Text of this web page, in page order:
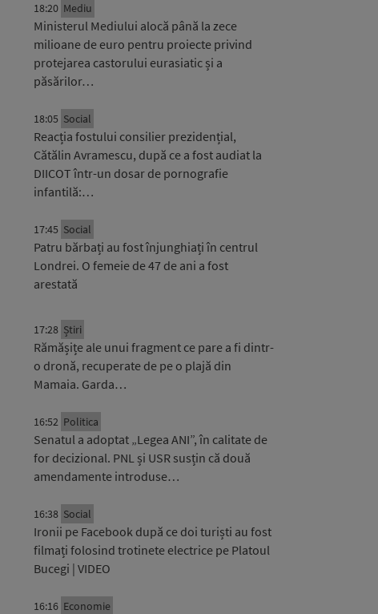
18:20 Mediu
Ministerul Mediului alocă până la zece
milioane de euro pentru proiecte privind
protejarea castorului eurasiatic și a
păsărilor…
18:05 Social
Reacția fostului consilier prezidențial,
Cătălin Avramescu, după ce a fost audiat la
DIICOT într-un dosar de pornografie
infantilă:…
17:45 Social
Patru bărbați au fost înjunghiați în centrul
Londrei. O femeie de 47 de ani a fost
arestată
17:28 Știri
Rămășițe ale unui fragment ce pare a fi dintr-
o dronă, recuperate de pe o plajă din
Mamaia. Garda…
16:52 Politica
Senatul a adoptat „Legea ANI”, în calitate de
for decizional. PNL și USR susțin că două
amendamente introduse…
16:38 Social
Ironii pe Facebook după ce doi turiști au fost
filmați folosind trotinete electrice pe Platoul
Bucegi | VIDEO
16:16 Economie